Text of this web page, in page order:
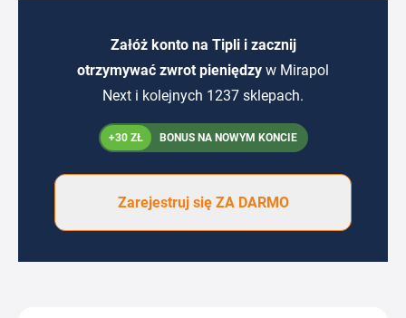
Załóż konto na Tipli i zacznij
otrzymywać zwrot pieniędzy w Mirapol
Next i kolejnych 1237 sklepach.
+30 ZŁ BONUS NA NOWYM KONCIE
Zarejestruj się ZA DARMO